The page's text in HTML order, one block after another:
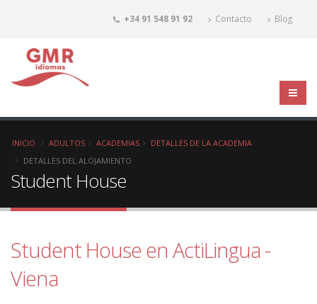
+34 91 548 91 92 Contacto Blog
INICIO ADULTOS ACADEMIAS
DETALLES DE LA ACADEMIA
DETALLES DEL ALOJAMIENTO
Student House
Student House en ActiLingua -
Viena